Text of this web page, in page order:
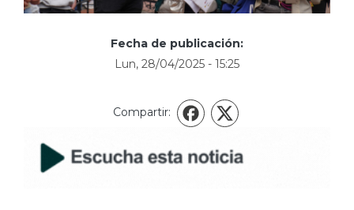
Fecha de publicación:
Lun, 28/04/2025 - 15:25
Compartir: Facebook
X